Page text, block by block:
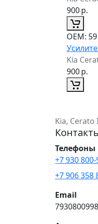
900р.
ОЕМ:
Kia
900р.
Kia,
Телефоны
+7 930
+7 906 358
Email